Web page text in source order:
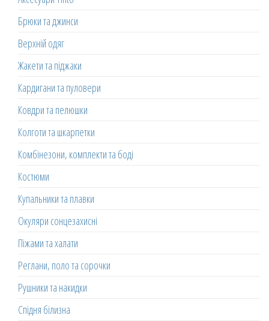
Брюки та джинси
Верхній одяг
Жакети та піджаки
Кардигани та пуловери
Ковдри та пелюшки
Колготи та шкарпетки
Комбінезони, комплекти та боді
Костюми
Купальники та плавки
Окуляри сонцезахисні
Піжами та халати
Реглани, поло та сорочки
Рушники та накидки
Спідня білизна